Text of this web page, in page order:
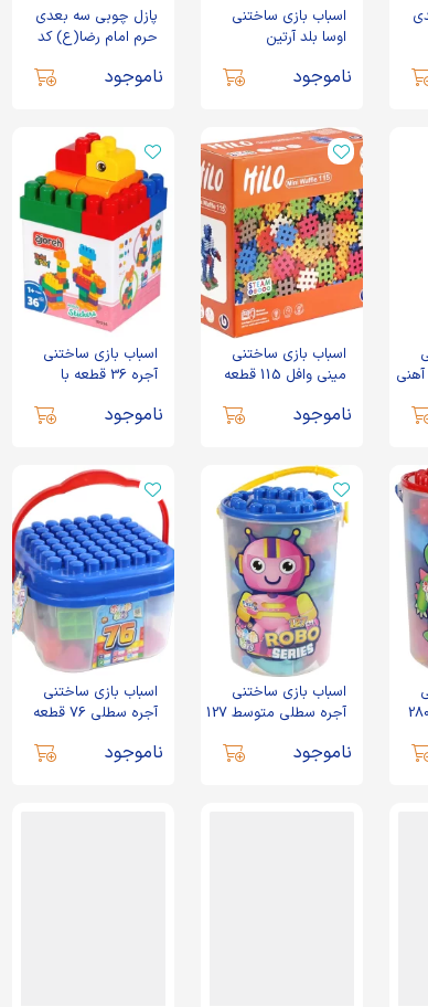
اسباب بازی ساختنی
اوسا بلد آرتین
ناموجود
پازل چوبی سه بعدی
حرم امام رضا(ع) کد
ناموجود
اسباب بازی ساختنی
مینی وافل 115 قطعه
ناموجود
اسباب بازی ساختنی
آجره 36 قطعه با
ناموجود
آجره سطلی بزرگ 280
اسباب بازی ساختنی
آجره سطلی متوسط 127
ناموجود
اسباب بازی ساختنی
آجره سطلی 76 قطعه
ناموجود